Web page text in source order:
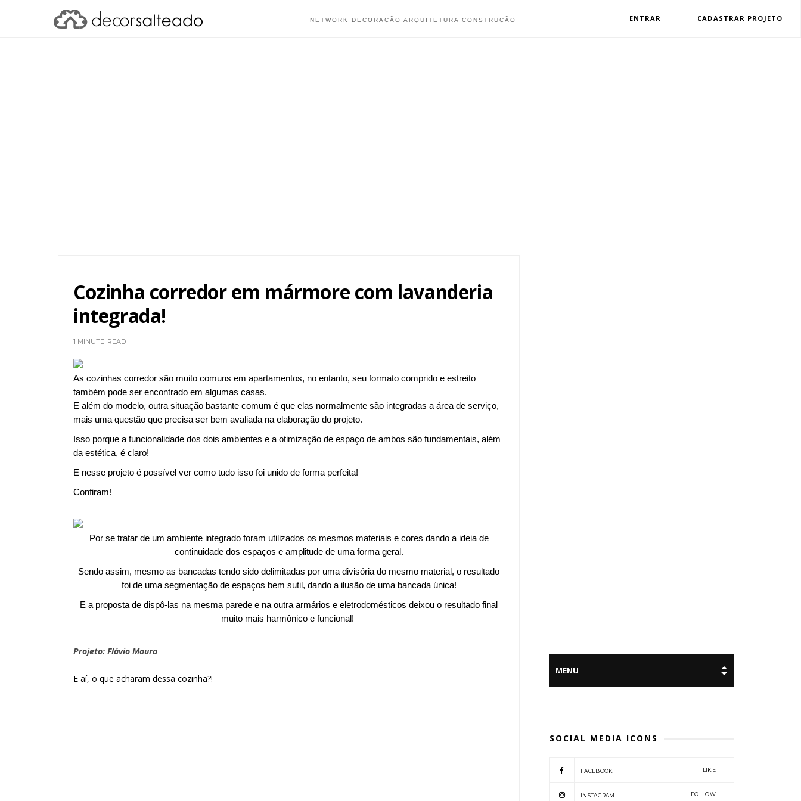
NETWORK DECORAÇÃO ARQUITETURA CONSTRUÇÃO ENTRAR CADASTRAR PROJETO
Cozinha corredor em mármore com lavanderia
integrada!
1 MINUTE READ
As cozinhas corredor são muito comuns em apartamentos, no entanto, seu formato comprido e estreito
também pode ser encontrado em algumas casas.
E além do modelo, outra situação bastante comum é que elas normalmente são integradas a área de serviço,
mais uma questão que precisa ser bem avaliada na elaboração do projeto.
Isso porque a funcionalidade dos dois ambientes e a otimização de espaço de ambos são fundamentais, além
da estética, é claro!
E nesse projeto é possível ver como tudo isso foi unido de forma perfeita!
Confiram!
Por se tratar de um ambiente integrado foram utilizados os mesmos materiais e cores dando a ideia de
continuidade dos espaços e amplitude de uma forma geral.
Sendo assim, mesmo as bancadas tendo sido delimitadas por uma divisória do mesmo material, o resultado
foi de uma segmentação de espaços bem sutil, dando a ilusão de uma bancada única!
E a proposta de dispô-las na mesma parede e na outra armários e eletrodomésticos deixou o resultado final
muito mais harmônico e funcional!
Projeto: Flávio Moura
E aí, o que acharam dessa cozinha?!
SOCIAL MEDIA ICONS
FACEBOOK LIKE
INSTAGRAM FOLLOW